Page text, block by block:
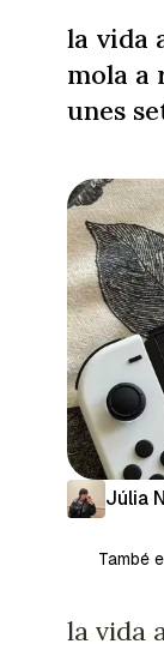
la vida
mola a
unes
Júlia
També
la vida